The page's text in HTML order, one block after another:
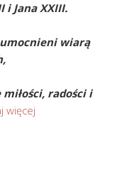
i Jana XXIII.
wiarą
radości i
więcej